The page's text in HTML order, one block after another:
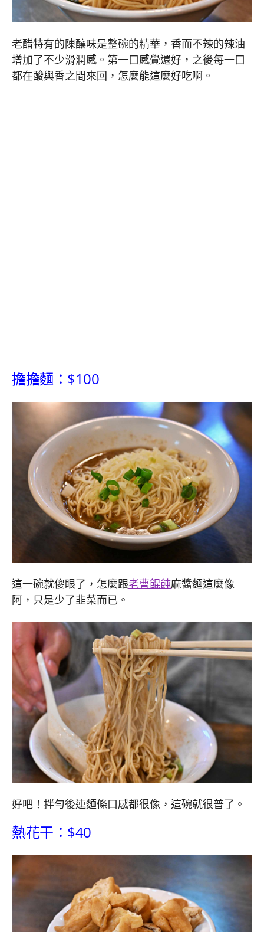
老醋特有的陳釀味是整碗的精華，香而不辣的辣油
增加了不少滑潤感。第一口感覺還好，之後每一口
都在酸與香之間來回，怎麼能這麼好吃啊。
擔擔麵：$100
這一碗就傻眼了，怎麼跟老曹餛飩麻醬麵這麼像
阿，只是少了韭菜而已。
好吧！拌勻後連麵條口感都很像，這碗就很普了。
熱花干：$40